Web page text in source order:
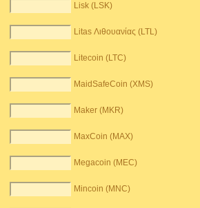
Lisk (LSK)
Litas Λιθουανίας (LTL)
Litecoin (LTC)
MaidSafeCoin (XMS)
Maker (MKR)
MaxCoin (MAX)
Megacoin (MEC)
Mincoin (MNC)